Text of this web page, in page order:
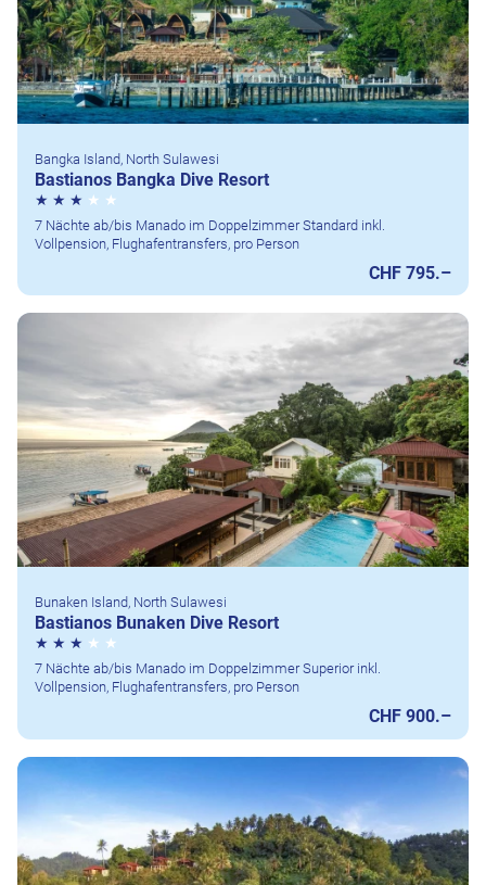
Bangka Island, North Sulawesi
Bastianos Bangka Dive Resort
7 Nächte ab/bis Manado im Doppelzimmer Standard inkl.
Vollpension, Flughafentransfers, pro Person
CHF 795.–
Bunaken Island, North Sulawesi
Bastianos Bunaken Dive Resort
7 Nächte ab/bis Manado im Doppelzimmer Superior inkl.
Vollpension, Flughafentransfers, pro Person
CHF 900.–